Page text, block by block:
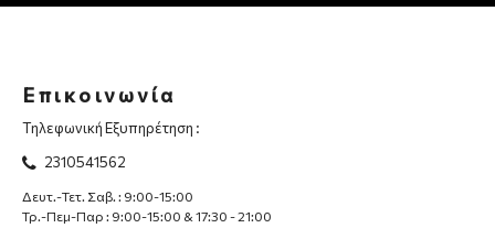
Επικοινωνία
Τηλεφωνική Εξυπηρέτηση :
2310541562
Δευτ.-Τετ. Σαβ. : 9:00-15:00
Τρ.-Πεμ-Παρ : 9:00-15:00 & 17:30 - 21:00